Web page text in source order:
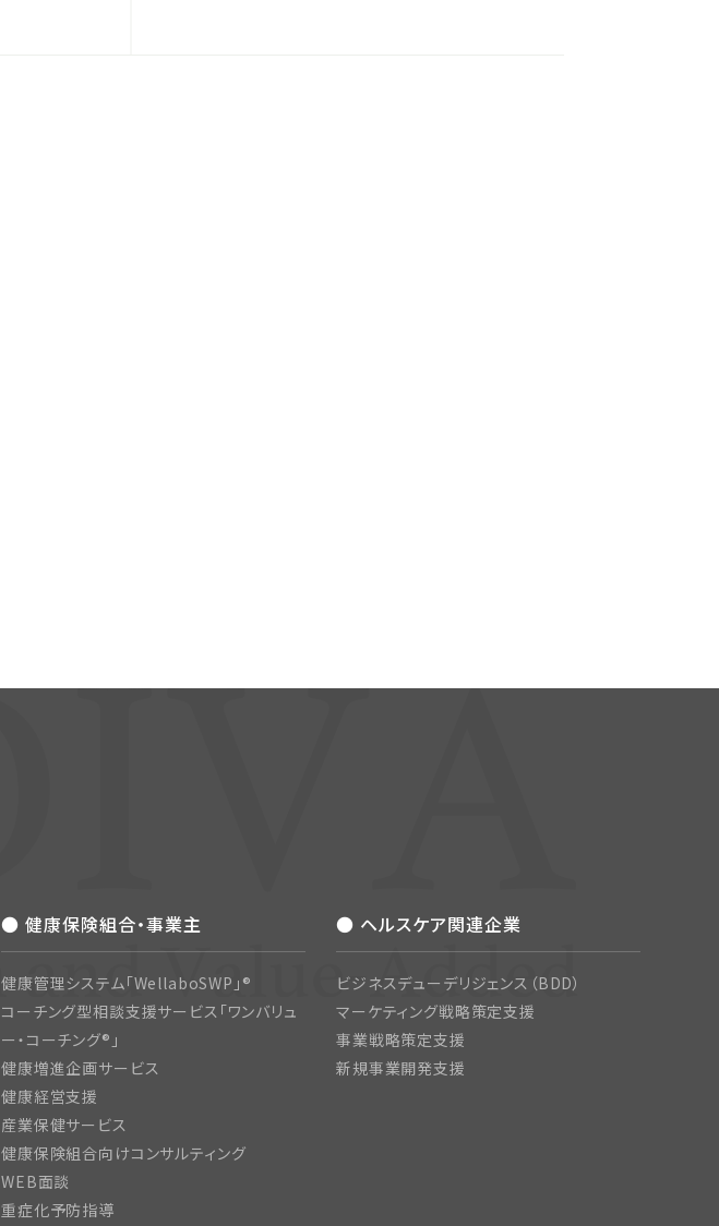
● 健康保険組合・事業主
健康管理システム「WellaboSWP」®
コーチング型相談支援サービス「ワンバリュ
ー・コーチング®」
健康増進企画サービス
健康経営支援
産業保健サービス
健康保険組合向けコンサルティング
WEB面談
重症化予防指導
● ヘルスケア関連企業
ビジネスデューデリジェンス（BDD）
マーケティング戦略策定支援
事業戦略策定支援
新規事業開発支援